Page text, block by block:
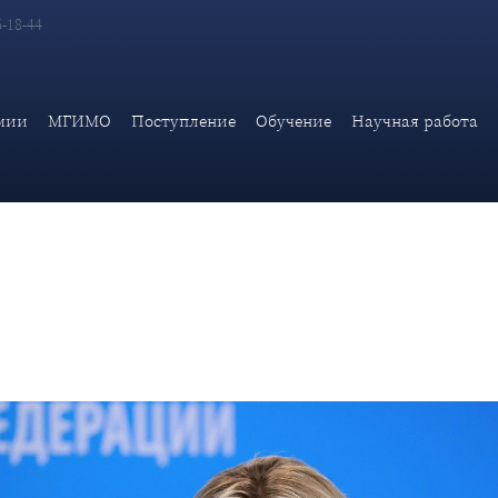
18-44
МГИМО Поступление Обучение Научная работа
МИД России М.В.Захаровой